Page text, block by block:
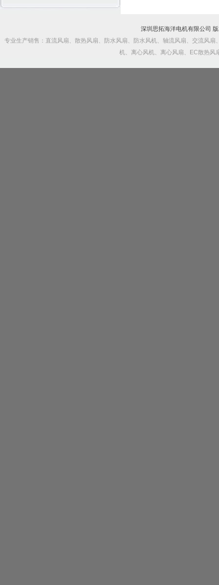
深圳思拓海洋电机有限公司
专业生产销售：直流风扇、散热风扇、防水风扇、防水风机、轴流风扇、交流风
机、离心风机、离心风扇、EC散热风